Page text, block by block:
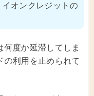
オンクレジットの
度か延滞してしま
の利用を止められて